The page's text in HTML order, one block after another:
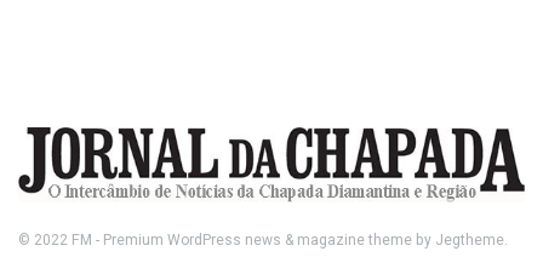
© 2022 FM - Premium WordPress news & magazine theme by Jegtheme.